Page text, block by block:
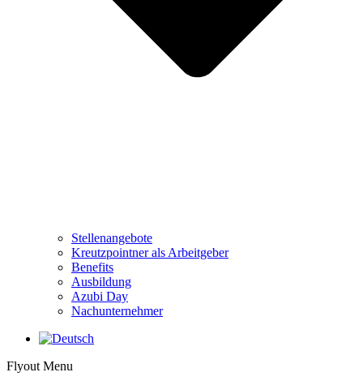
Stellenangebote
Kreutzpointner als Arbeitgeber
Benefits
Ausbildung
Azubi Day
Nachunternehmer
Flyout Menu